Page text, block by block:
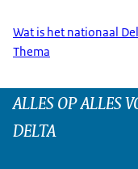
Wat is het nationaal
Thema
ALLES OP ALLES
DELTA